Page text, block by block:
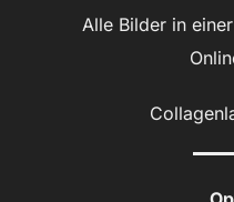
Alle Bilder in